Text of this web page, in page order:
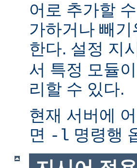
어로 추가할
가하거나 빼
한다. 설정 지
서 특정 모듈
리할 수 있다.
현재 서버에
면 -l 명령행